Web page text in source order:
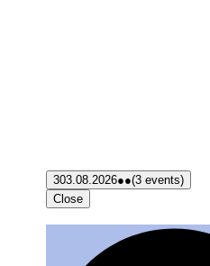
303.08.2026●●(3 events)
Close